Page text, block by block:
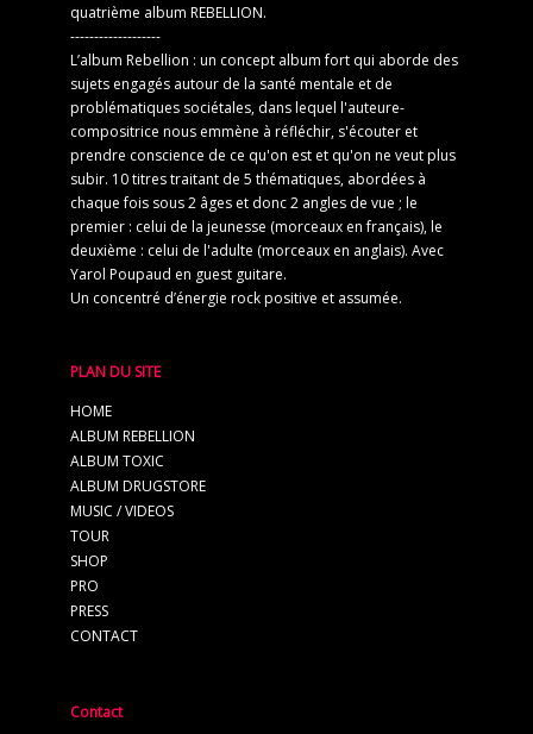
quatrième album REBELLION.
-------------------
L’album Rebellion : un concept album fort qui aborde des
sujets engagés autour de la santé mentale et de
problématiques sociétales, dans lequel l'auteure-
compositrice nous emmène à réfléchir, s'écouter et
prendre conscience de ce qu'on est et qu'on ne veut plus
subir. 10 titres traitant de 5 thématiques, abordées à
chaque fois sous 2 âges et donc 2 angles de vue ; le
premier : celui de la jeunesse (morceaux en français), le
deuxième : celui de l'adulte (morceaux en anglais). Avec
Yarol Poupaud en guest guitare.
Un concentré d’énergie rock positive et assumée.
PLAN DU SITE
HOME
ALBUM REBELLION
ALBUM TOXIC
ALBUM DRUGSTORE
MUSIC / VIDEOS
TOUR
SHOP
PRO
PRESS
CONTACT
Contact